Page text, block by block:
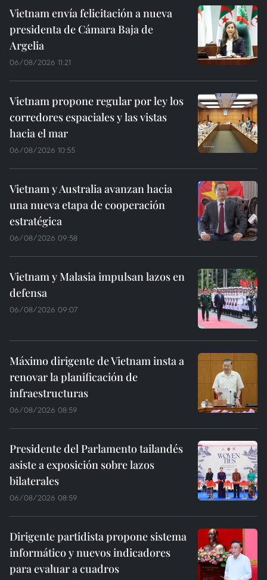
Vietnam envía felicitación a nueva
presidenta de Cámara Baja de
Argelia
06/08/2026 11:21
Vietnam propone regular por ley los
corredores espaciales y las vistas
hacia el mar
06/08/2026 10:55
Vietnam y Australia avanzan hacia
una nueva etapa de cooperación
estratégica
06/08/2026 09:58
Vietnam y Malasia impulsan lazos en
defensa
06/08/2026 09:07
Máximo dirigente de Vietnam insta a
renovar la planificación de
infraestructuras
06/08/2026 08:59
Presidente del Parlamento tailandés
asiste a exposición sobre lazos
bilaterales
06/08/2026 08:59
Dirigente partidista propone sistema
informático y nuevos indicadores
para evaluar a cuadros